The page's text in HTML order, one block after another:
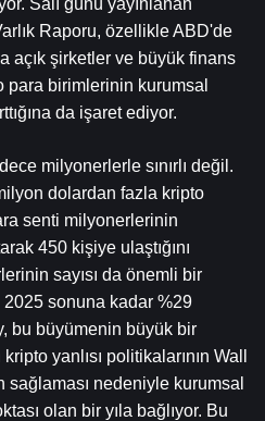
Salı günü yayınlanan
Raporu, özellikle ABD'de
açık şirketler ve büyük finans
para birimlerinin kurumsal
da işaret ediyor.
milyonerlerle sınırlı değil.
dolardan fazla kripto
senti milyonerlerinin
450 kişiye ulaştığını
sayısı da önemli bir
2025 sonuna kadar %29
bu büyümenin büyük bir
yanlısı politikalarının Wall
sağlaması nedeniyle kurumsal
olan bir yıla bağlıyor. Bu